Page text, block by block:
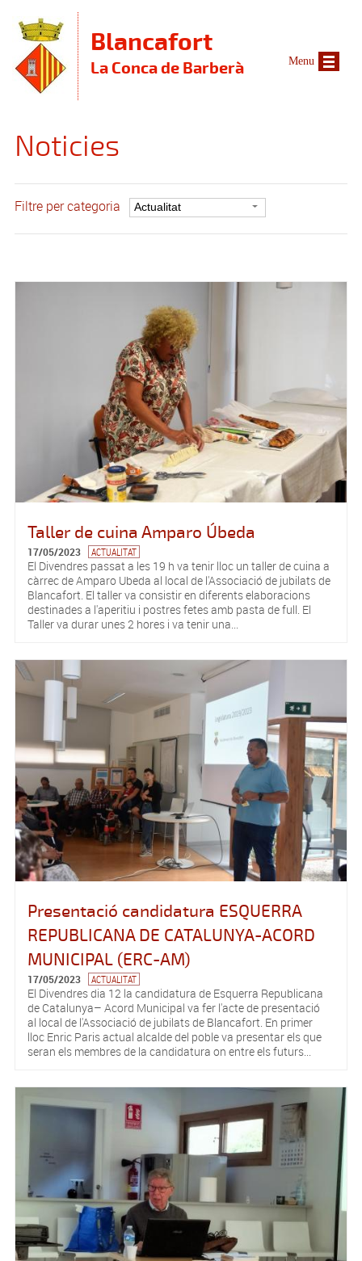
Blancafort
La Conca de Barberà
Noticies
Filtre per categoria
Taller de cuina Amparo Úbeda
17/05/2023 ACTUALITAT
El Divendres passat a les 19 h va tenir lloc un taller de cuina a
càrrec de Amparo Ubeda al local de l'Associació de jubilats de
Blancafort. El taller va consistir en diferents elaboracions
destinades a l'aperitiu i postres fetes amb pasta de full. El
Taller va durar unes 2 hores i va tenir una...
Presentació candidatura ESQUERRA
REPUBLICANA DE CATALUNYA-ACORD
MUNICIPAL (ERC-AM)
17/05/2023 ACTUALITAT
El Divendres dia 12 la candidatura de Esquerra Republicana
de Catalunya– Acord Municipal va fer l'acte de presentació
al local de l'Associació de jubilats de Blancafort. En primer
lloc Enric Paris actual alcalde del poble va presentar els que
seran els membres de la candidatura on entre els futurs...
Menu